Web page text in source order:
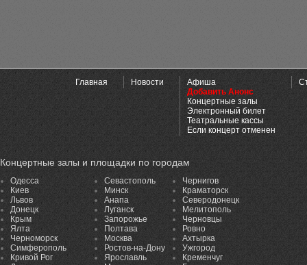
Главная Новости
Афиша
Добавить Анонс
Концертные залы
Электронный билет
Театральные кассы
Если концерт отменен
Концертные залы и площадки по городам
Одесса
Киев
Львов
Донецк
Крым
Ялта
Черноморск
Симферополь
Кривой Рог
Севастополь
Минск
Анапа
Луганск
Запорожье
Полтава
Москва
Ростов-на-Дону
Ярославль
Чернигов
Краматорск
Северодонецк
Мелитополь
Черновцы
Ровно
Ахтырка
Ужгород
Кременчуг